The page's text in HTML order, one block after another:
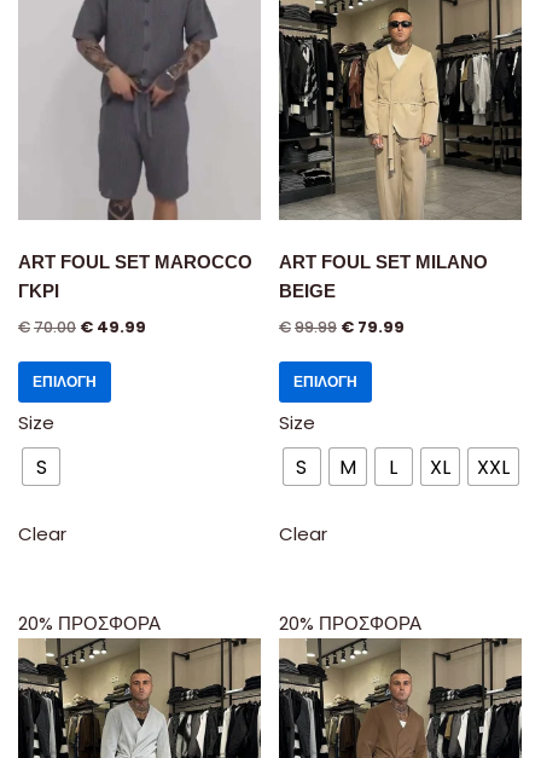
ART FOUL SET MAROCCO
ΓΚΡΙ
€70.00 € 49.99
ΕΠΙΛΟΓΉ
Size
S
Clear
ART FOUL SET MILANO
BEIGE
€99.99 € 79.99
ΕΠΙΛΟΓΉ
Size
S M L XL XXL
Clear
20% ΠΡΟΣΦΟΡΑ 20% ΠΡΟΣΦΟΡΑ